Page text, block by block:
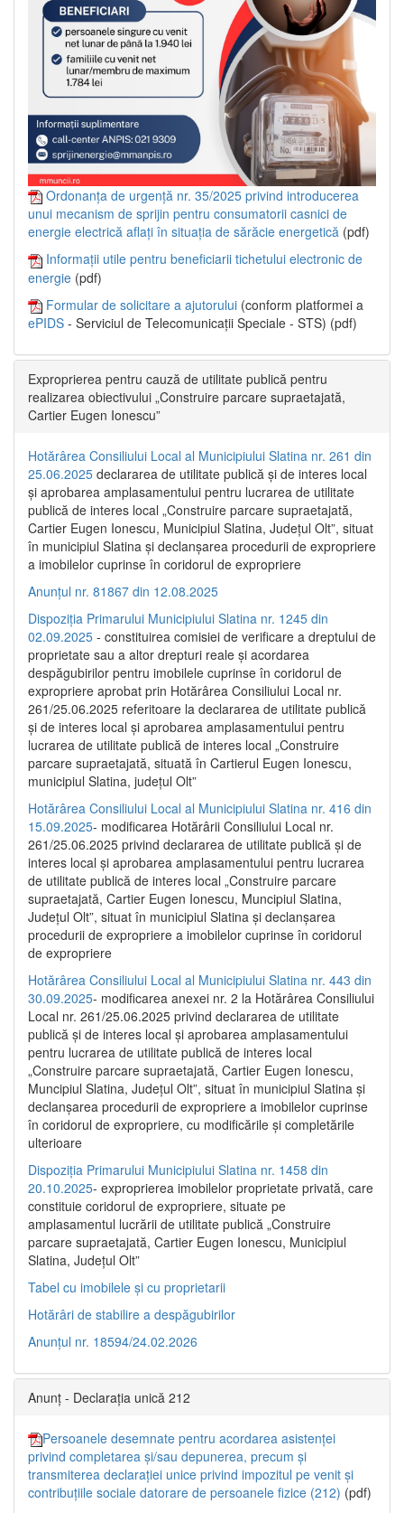
Ordonanța de urgență nr. 35/2025 privind introducerea
unui mecanism de sprijin pentru consumatorii casnici de
energie electrică aflați în situația de sărăcie energetică (pdf)
Informații utile pentru beneficiarii tichetului electronic de
energie (pdf)
Formular de solicitare a ajutorului (conform platformei a
ePIDS - Serviciul de Telecomunicații Speciale - STS) (pdf)
Exproprierea pentru cauză de utilitate publică pentru
realizarea obiectivului „Construire parcare supraetajată,
Cartier Eugen Ionescu”
Hotărârea Consiliului Local al Municipiului Slatina nr. 261 din
25.06.2025 declararea de utilitate publică și de interes local
și aprobarea amplasamentului pentru lucrarea de utilitate
publică de interes local „Construire parcare supraetajată,
Cartier Eugen Ionescu, Municipiul Slatina, Județul Olt”, situat
în municipiul Slatina și declanșarea procedurii de expropriere
a imobilelor cuprinse în coridorul de expropriere
Anunțul nr. 81867 din 12.08.2025
Dispoziția Primarului Municipiului Slatina nr. 1245 din
02.09.2025 - constituirea comisiei de verificare a dreptului de
proprietate sau a altor drepturi reale și acordarea
despăgubirilor pentru imobilele cuprinse în coridorul de
expropriere aprobat prin Hotărârea Consiliului Local nr.
261/25.06.2025 referitoare la declararea de utilitate publică
și de interes local și aprobarea amplasamentului pentru
lucrarea de utilitate publică de interes local „Construire
parcare supraetajată, situată în Cartierul Eugen Ionescu,
municipiul Slatina, județul Olt”
Hotărârea Consiliului Local al Municipiului Slatina nr. 416 din
15.09.2025- modificarea Hotărârii Consiliului Local nr.
261/25.06.2025 privind declararea de utilitate publică și de
interes local și aprobarea amplasamentului pentru lucrarea
de utilitate publică de interes local „Construire parcare
supraetajată, Cartier Eugen Ionescu, Muncipiul Slatina,
Județul Olt”, situat în municipiul Slatina și declanșarea
procedurii de expropriere a imobilelor cuprinse în coridorul
de expropriere
Hotărârea Consiliului Local al Municipiului Slatina nr. 443 din
30.09.2025- modificarea anexei nr. 2 la Hotărârea Consiliului
Local nr. 261/25.06.2025 privind declararea de utilitate
publică şi de interes local şi aprobarea amplasamentului
pentru lucrarea de utilitate publică de interes local
„Construire parcare supraetajată, Cartier Eugen Ionescu,
Muncipiul Slatina, Judeţul Olt”, situat în municipiul Slatina şi
declanşarea procedurii de expropriere a imobilelor cuprinse
în coridorul de expropriere, cu modificările şi completările
ulterioare
Dispoziția Primarului Municipiului Slatina nr. 1458 din
20.10.2025- exproprierea imobilelor proprietate privată, care
constituie coridorul de expropriere, situate pe
amplasamentul lucrării de utilitate publică „Construire
parcare supraetajată, Cartier Eugen Ionescu, Municipiul
Slatina, Județul Olt”
Tabel cu imobilele și cu proprietarii
Hotărâri de stabilire a despăgubirilor
Anunțul nr. 18594/24.02.2026
Anunț - Declarația unică 212
Persoanele desemnate pentru acordarea asistenței
privind completarea și/sau depunerea, precum și
transmiterea declarației unice privind impozitul pe venit și
contribuțiile sociale datorare de persoanele fizice (212) (pdf)